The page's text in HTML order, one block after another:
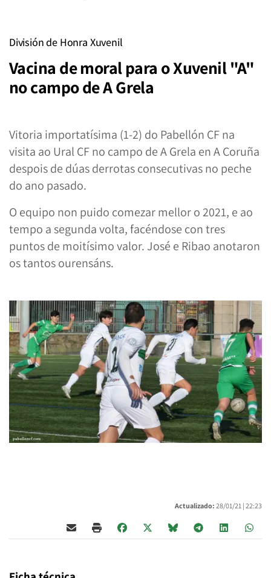
División de Honra Xuvenil
Vacina de moral para o Xuvenil "A"
no campo de A Grela
Vitoria importatísima (1-2) do Pabellón CF na
visita ao Ural CF no campo de A Grela en A Coruña
despois de dúas derrotas consecutivas no peche
do ano pasado.
O equipo non puido comezar mellor o 2021, e ao
tempo a segunda volta, facéndose con tres
puntos de moitísimo valor. José e Ribao anotaron
os tantos ourensáns.
Actualizado: 28/01/21 | 22:23